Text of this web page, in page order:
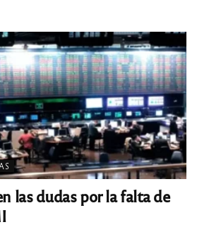
las dudas por la falta de